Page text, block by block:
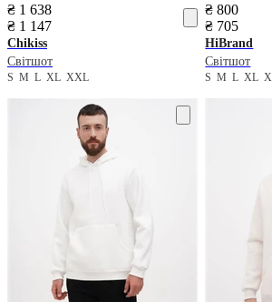
₴ 1 638
₴ 1 147
Chikiss
Світшот
S M L XL XXL
₴ 800
₴ 705
HiBrand
Світшот
SMLXL